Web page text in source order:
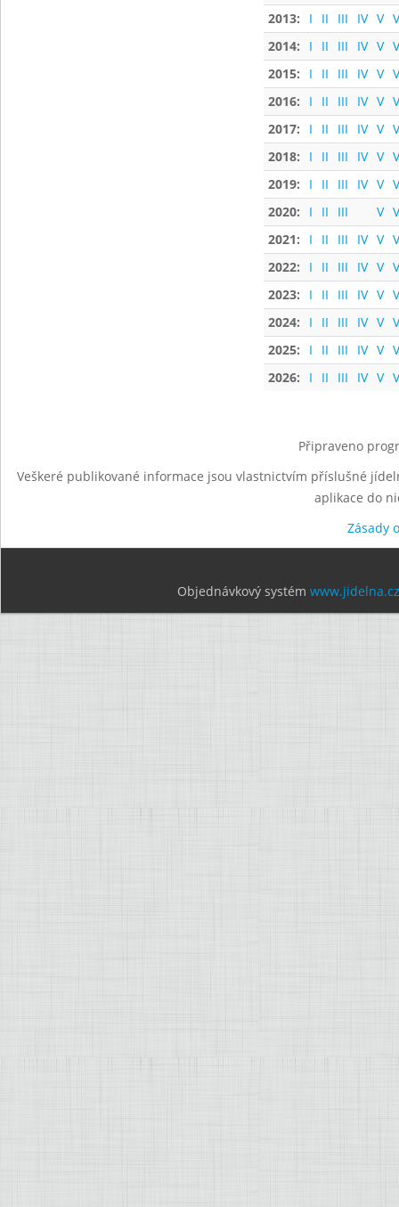
2013:
I II III IV V
2014:
I II III IV V
2015:
I II III IV V
2016:
I II III IV V
2017:
I II III IV V
2018:
I II III IV V
2019:
I II III IV V
2020:
I II III V
2021:
I II III IV V
2022:
I II III IV V
2023:
I II III IV V
2024:
I II III IV V
2025:
I II III IV V
2026:
I II III IV V
Připraveno
Veškeré publikované informace jsou vlastnictvím příslušné
aplikace do
Zásady
Objednávkový systém www.jidelna.cz